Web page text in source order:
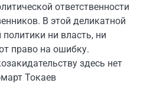
ответственности
В этой деликатной
ни власть, ни
право на ошибку.
здесь нет
Токаев